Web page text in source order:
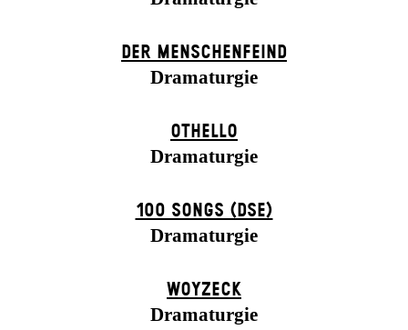
DER MENSCHENFEIND
Dramaturgie
OTHELLO
Dramaturgie
100 SONGS (DSE)
Dramaturgie
WOYZECK
Dramaturgie